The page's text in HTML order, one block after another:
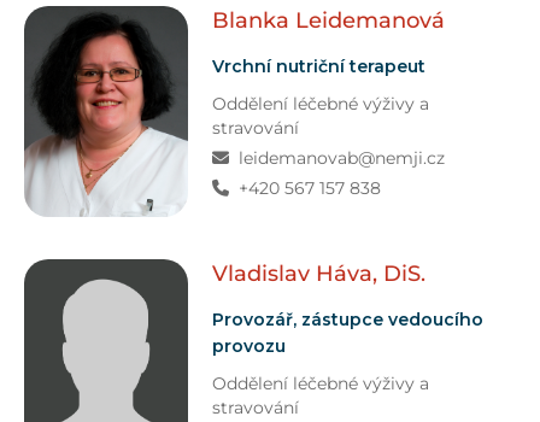
Blanka Leidemanová
Vrchní nutriční terapeut
Oddělení léčebné výživy a
stravování
leidemanovab@nemji.cz
+420 567 157 838
Vladislav Háva, DiS.
Provozář, zástupce vedoucího
provozu
Oddělení léčebné výživy a
stravování